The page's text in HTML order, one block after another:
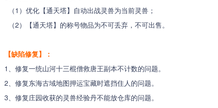
（1）优化【通天塔】自动出战灵兽为当前灵兽；
（2）【通天塔】的称号物品为不可丢弃，不可出售。
【缺陷修复】：
1、修复一统山河十三棍僧救唐王副本不计数的问题。
2、修复东海古域地图押运宝藏时遮挡住人的问题。
3、修复庄园收获的灵兽经验丹不能放仓库的问题。